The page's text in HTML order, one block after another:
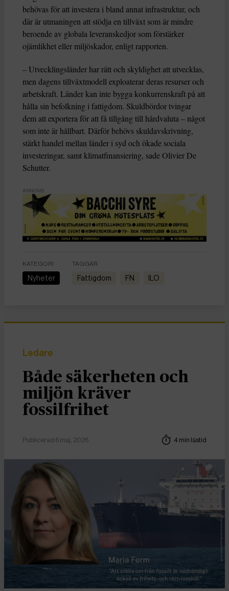
behövas för att investera i bland annat infrastruktur, och
där är utmaningen att stödja en tillväxt som är mindre
beroende av globala leveranskedjor som förstärker
ojämlikhet eller miljöskador, enligt rapporten.
– Utvecklingsländer har rätt och skyldighet att utvecklas,
men dagens tillväxtmodell exploaterar deras resurser och
arbetskraft. Länder kan inte bygga konkurrenskraft på att
hålla sin befolkning i fattigdom. Skuldbördor tvingar
dem att exportera för att få tillgång till hårdvaluta – något
som inte är hållbart. Därför behövs skuldavskrivning,
stärkt handel mellan länder i syd och ökade sociala
investeringar, samt klimatfinansiering, sade Olivier De
Schutter.
ANNONS
KATEGORI
Nyheter
TAGGAR
fattigdom FN ILO
Ledare
Både säkerheten och
miljön kräver
fossilfrihet
Publicerad 6 maj, 2026 4 min lästid